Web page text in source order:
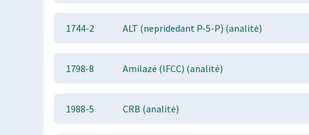
1744-2 ALT (nepridedant P-5-P) (analitė)
1798-8 Amilazė (IFCC) (analitė)
1988-5 CRB (analitė)